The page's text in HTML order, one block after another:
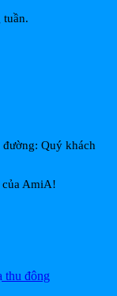
tuần.
Quý khách
của AmiA!